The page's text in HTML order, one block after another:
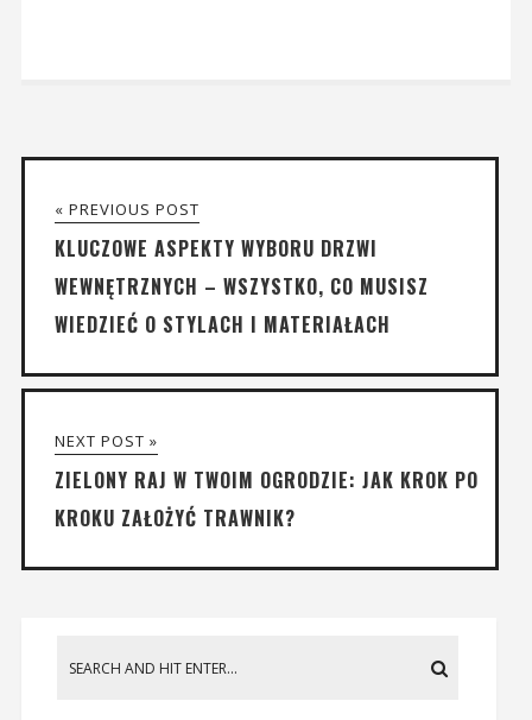
« PREVIOUS POST
KLUCZOWE ASPEKTY WYBORU DRZWI
WEWNĘTRZNYCH – WSZYSTKO, CO MUSISZ
WIEDZIEĆ O STYLACH I MATERIAŁACH
NEXT POST »
ZIELONY RAJ W TWOIM OGRODZIE: JAK KROK PO
KROKU ZAŁOŻYĆ TRAWNIK?